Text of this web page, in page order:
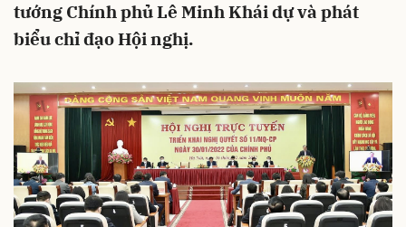
tướng Chính phủ Lê Minh Khái dự và phát
biểu chỉ đạo Hội nghị.